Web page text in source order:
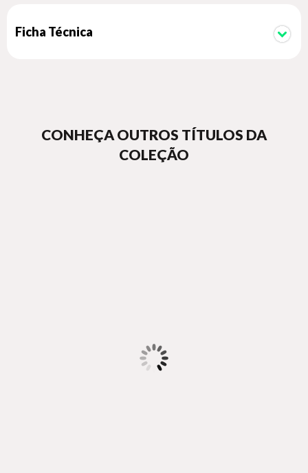
Ficha Técnica
CONHEÇA OUTROS TÍTULOS DA
COLEÇÃO